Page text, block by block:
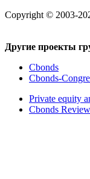
Copyright © 2003-
Другие проекты
Cbonds
Cbonds-
Private equity
Cbonds Review